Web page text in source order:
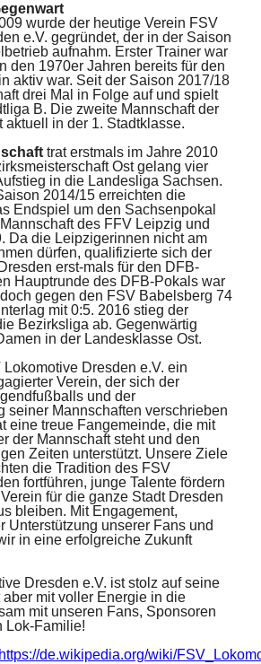
wurde der heutige Verein FSV
e.V. gegründet, der in der Saison
aufnahm. Erster Trainer war
den 1970er Jahren bereits für den
aktiv war. Seit der Saison 2017/18
drei Mal in Folge auf und spielt
B. Die zweite Mannschaft der
aktuell in der 1. Stadtklasse.
trat erstmals im Jahre 2010
Ost gelang vier
in die Landesliga Sachsen.
2014/15 erreichten die
Endspiel um den Sachsenpokal
des FFV Leipzig und
Da die Leipzigerinnen nicht am
dürfen, qualifizierte sich der
erst-mals für den DFB-
Hauptrunde des DFB-Pokals war
gegen den FSV Babelsberg 74
mit 0:5. 2016 stieg der
Bezirksliga ab. Gegenwärtig
in der Landesklasse Ost.
Lokomotive Dresden e.V. ein
Verein, der sich der
und der
seiner Mannschaften verschrieben
eine treue Fangemeinde, die mit
der Mannschaft steht und den
Zeiten unterstützt. Unsere Ziele
die Tradition des FSV
fortführen, junge Talente fördern
für die ganze Stadt Dresden
bleiben. Mit Engagement,
Unterstützung unserer Fans und
in eine erfolgreiche Zukunft
Dresden e.V. ist stolz auf seine
mit voller Energie in die
mit unseren Fans, Sponsoren
Lok-Familie!
https://de.wikipedia.org/wiki/